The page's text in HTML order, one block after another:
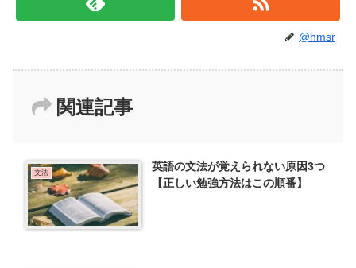
@hmsr
関連記事
文法
英語の文法が覚えられない原因3つ
【正しい勉強方法はこの順番】